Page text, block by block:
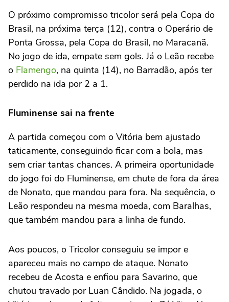
O próximo compromisso tricolor será pela Copa do
Brasil, na próxima terça (12), contra o Operário de
Ponta Grossa, pela Copa do Brasil, no Maracanã.
No jogo de ida, empate sem gols. Já o Leão recebe
o Flamengo, na quinta (14), no Barradão, após ter
perdido na ida por 2 a 1.
Fluminense sai na frente
A partida começou com o Vitória bem ajustado
taticamente, conseguindo ficar com a bola, mas
sem criar tantas chances. A primeira oportunidade
do jogo foi do Fluminense, em chute de fora da área
de Nonato, que mandou para fora. Na sequência, o
Leão respondeu na mesma moeda, com Baralhas,
que também mandou para a linha de fundo.
Aos poucos, o Tricolor conseguiu se impor e
apareceu mais no campo de ataque. Nonato
recebeu de Acosta e enfiou para Savarino, que
chutou travado por Luan Cândido. Na jogada, o